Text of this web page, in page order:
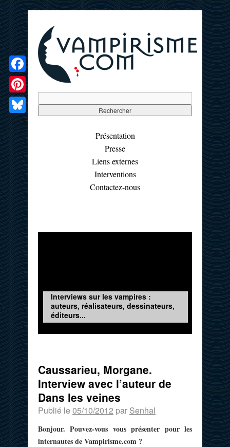
Présentation
Presse
Liens externes
Interventions
Contactez-nous
Interviews sur les vampires :
auteurs, réalisateurs, dessinateurs,
éditeurs...
Caussarieu, Morgane.
Interview avec l’auteur de
Dans les veines
Publié le 05/10/2012 par Senhal
Bonjour. Pouvez-vous vous présenter pour les
internautes de Vampirisme.com ?
Facebook
Pinterest
Bluesky